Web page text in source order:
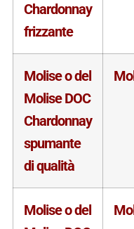
Chardonnay
frizzante
Molise o del
Molise DOC
Chardonnay
spumante
di qualità
Molise o del